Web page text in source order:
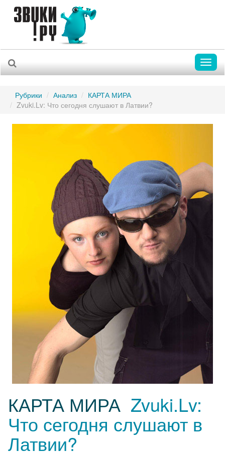
Рубрики Анализ
КАРТА МИРА
Zvuki.Lv: Что сегодня слушают в Латвии?
КАРТА МИРА Zvuki.Lv:
Что сегодня слушают в
Латвии?